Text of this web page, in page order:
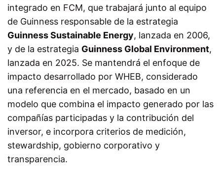
integrado en FCM, que trabajará junto al equipo
de Guinness responsable de la estrategia
Guinness Sustainable Energy, lanzada en 2006,
y de la estrategia Guinness Global Environment,
lanzada en 2025. Se mantendrá el enfoque de
impacto desarrollado por WHEB, considerado
una referencia en el mercado, basado en un
modelo que combina el impacto generado por las
compañías participadas y la contribución del
inversor, e incorpora criterios de medición,
stewardship, gobierno corporativo y
transparencia.